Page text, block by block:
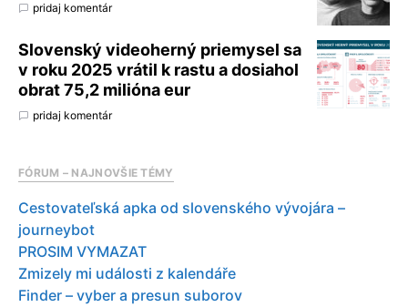
pridaj komentár
Slovenský videoherný priemysel sa
v roku 2025 vrátil k rastu a dosiahol
obrat 75,2 milióna eur
pridaj komentár
FÓRUM – NAJNOVŠIE TÉMY
Cestovateľská apka od slovenského vývojára –
journeybot
PROSIM VYMAZAT
Zmizely mi události z kalendáře
Finder – vyber a presun suborov